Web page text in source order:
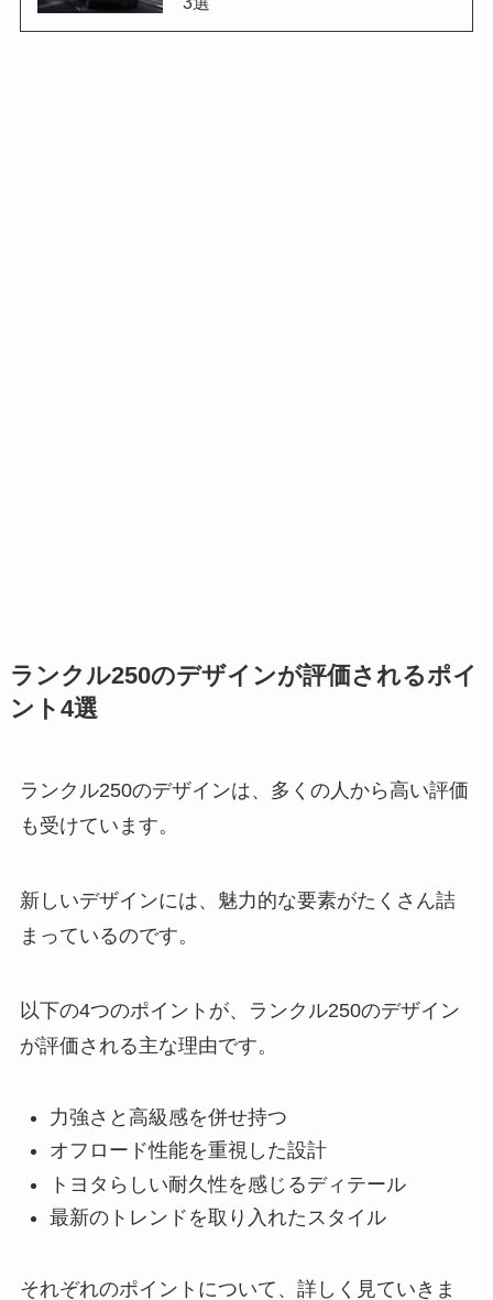
ランクル250のデザインが評価されるポイ
ント4選
ランクル250のデザインは、多くの人から高い評価
も受けています。
新しいデザインには、魅力的な要素がたくさん詰
まっているのです。
以下の4つのポイントが、ランクル250のデザイン
が評価される主な理由です。
力強さと高級感を併せ持つ
オフロード性能を重視した設計
トヨタらしい耐久性を感じるディテール
最新のトレンドを取り入れたスタイル
それぞれのポイントについて、詳しく見ていきま